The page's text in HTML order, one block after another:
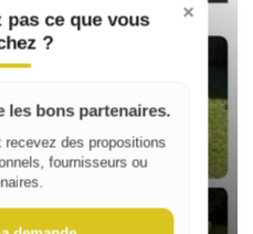
×
pas ce que vous
?
les bons partenaires.
des propositions
fournisseurs ou